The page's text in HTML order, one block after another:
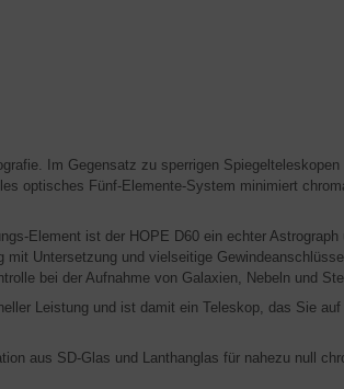
Im Gegensatz zu sperrigen
optisches Fünf-Elemente-System minimiert
Element ist der HOPE D60 ein echter Astrograph
Untersetzung und vielseitige
bei der Aufnahme von Galaxien, Nebeln und
Leistung und ist damit ein Teleskop, das Sie auf
aus SD-Glas und Lanthanglas für nahezu null